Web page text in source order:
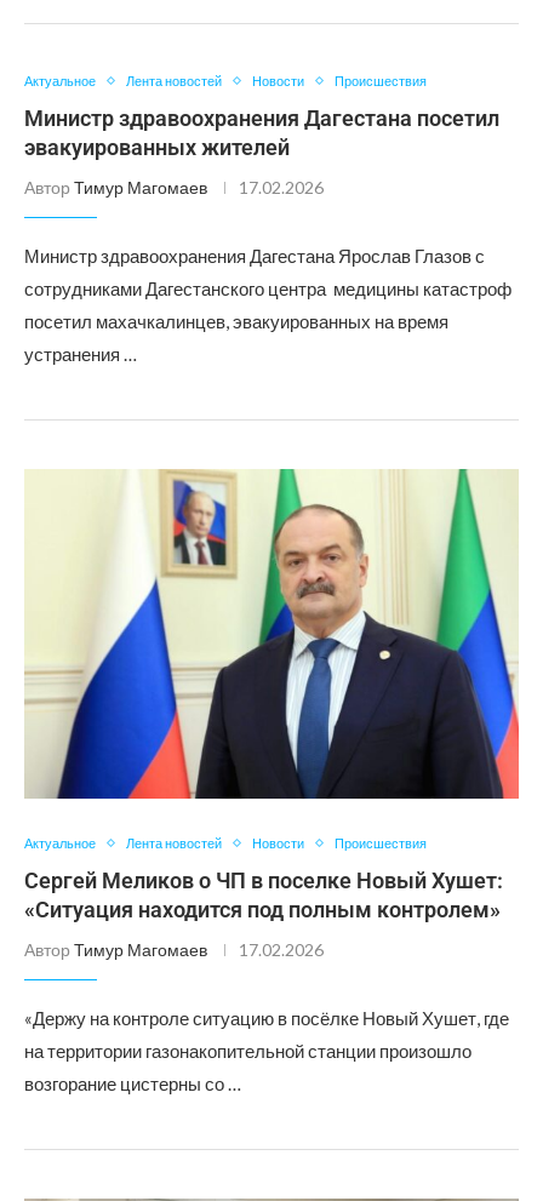
Актуальное Лента новостей Новости Происшествия
Министр здравоохранения Дагестана посетил
эвакуированных жителей
Автор Тимур Магомаев 17.02.2026
Министр здравоохранения Дагестана Ярослав Глазов с
сотрудниками Дагестанского центра медицины катастроф
посетил махачкалинцев, эвакуированных на время
устранения …
Актуальное Лента новостей Новости Происшествия
Сергей Меликов о ЧП в поселке Новый Хушет:
«Ситуация находится под полным контролем»
Автор Тимур Магомаев 17.02.2026
«Держу на контроле ситуацию в посёлке Новый Хушет, где
на территории газонакопительной станции произошло
возгорание цистерны со …